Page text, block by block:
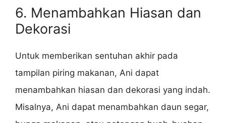
6. Menambahkan Hiasan dan
Dekorasi
Untuk memberikan sentuhan akhir pada
tampilan piring makanan, Ani dapat
menambahkan hiasan dan dekorasi yang indah.
Misalnya, Ani dapat menambahkan daun segar,